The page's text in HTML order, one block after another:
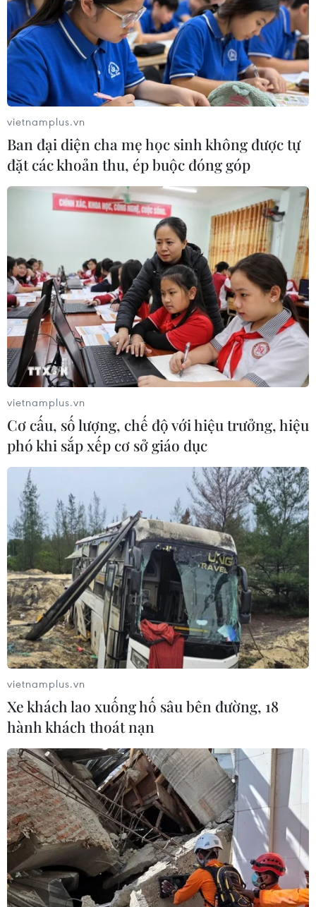
TIN CÙNG CHUYÊN MỤC
Tây Ban Nha triệt phá đường dây
buôn người xuyên Địa Trung Hải
07/08/2026 12:13
Hy Lạp tạm giam một thị trưởng tình
nghi gây thảm họa cháy rừng
07/08/2026 12:02
Sri Lanka tăng cường ngăn chặn
vietnamplus.vn
Ban đại diện cha mẹ học sinh không được tự
đặt các khoản thu, ép buộc đóng góp
vietnamplus.vn
Cơ cấu, số lượng, chế độ với hiệu trưởng, hiệu
phó khi sắp xếp cơ sở giáo dục
vietnamplus.vn
Xe khách lao xuống hố sâu bên đường, 18
hành khách thoát nạn